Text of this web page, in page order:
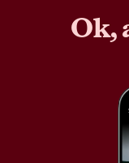
Ok,